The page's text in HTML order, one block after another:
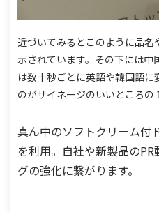
近づいてみるとこのように品
示されています。 その下には中
は数十秒ごとに英語や韓国語に
のがサイネージのいいところの
真ん中のソフトクリーム付
を利用。 自社や新製品の
グの強化に繋がります。